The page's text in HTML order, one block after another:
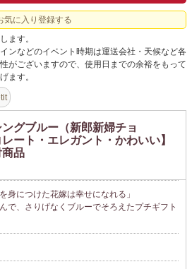
気に入り登録する
ます。
ンなどのイベント時期は運送会社・天候など各
がございますので、使用日までの余裕をもって
ます。
グブルー（新郎新婦チョ
ート・エレガント・かわいい】
品
身につけた花嫁は幸せになれる」
で、さりげなくブルーでそろえたプチギフト